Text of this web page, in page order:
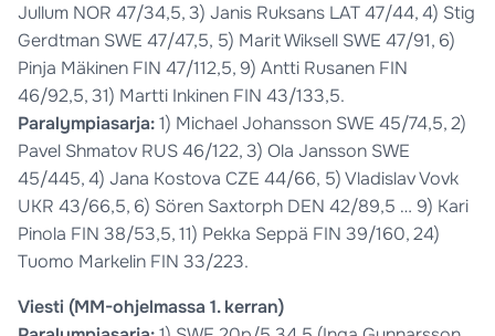
Jullum NOR 47/34,5, 3) Janis Ruksans LAT 47/44, 4) Stig
Gerdtman SWE 47/47,5, 5) Marit Wiksell SWE 47/91, 6)
Pinja Mäkinen FIN 47/112,5, 9) Antti Rusanen FIN
46/92,5, 31) Martti Inkinen FIN 43/133,5.
Paralympiasarja:1) Michael Johansson SWE 45/74,5, 2)
Pavel Shmatov RUS 46/122, 3) Ola Jansson SWE
45/445, 4) Jana Kostova CZE 44/66, 5) Vladislav Vovk
UKR 43/66,5, 6) Sören Saxtorph DEN 42/89,5 … 9) Kari
Pinola FIN 38/53,5, 11) Pekka Seppä FIN 39/160, 24)
Tuomo Markelin FIN 33/223.
Viesti (MM-ohjelmassa 1. kerran)